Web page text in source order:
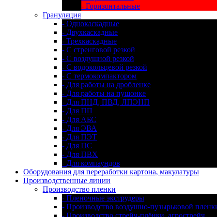
- Горизонтальные
Грануляция
- Однокаскадные
- Двухкаскадные
- Трехкаскадные
- С стренговой резкой
- С воздушной резкой
- С водокольцевой резкой
- С термокомпактором
- Для работы на дробленке
- Для работы на пушонке
- Для ПНД, ПВД, ЛПЭНП
- Для ПП
- Для АБС
- Для ЭВА
- Для ПЭТ
- Для ПС
- Для ПВХ
- Для компаундов
Оборудования для переработки картона, макулатуры
Производственные линии
Производство пленки
- Пленочные экструдеры
- Производство воздушно-пузырьковой
- Производство стрейч-плёнки, агрострейч